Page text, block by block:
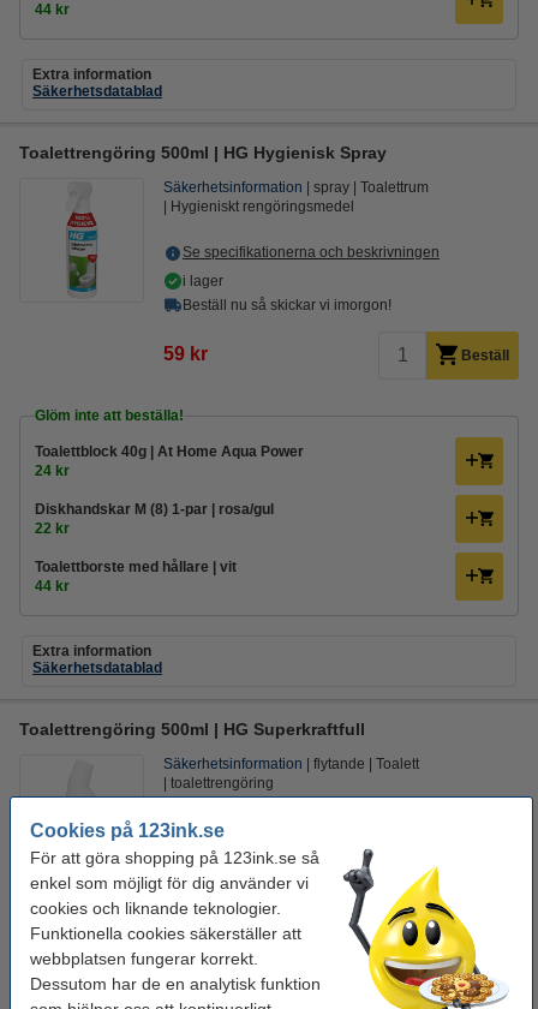
Cookies på 123ink.se
För att göra shopping på 123ink.se så
enkel som möjligt för dig använder vi
cookies och liknande teknologier.
Funktionella cookies säkerställer att
webbplatsen fungerar korrekt.
Dessutom har de en analytisk funktion
44 kr
Extra information
Säkerhetsdatablad
Toalettrengöring 500ml | HG Hygienisk Spray
Säkerhetsinformation spray
Toalettrum
Hygieniskt rengöringsmedel
Se specifikationerna och beskrivningen
i lager
Beställ nu så skickar vi imorgon!
59 kr Beställ
Glöm inte att beställa!
Toalettblock 40g | At Home Aqua Power
24 kr
Diskhandskar M (8) 1-par | rosa/gul
22 kr
Toalettborste med hållare | vit
44 kr
Extra information
Säkerhetsdatablad
Toalettrengöring 500ml | HG Superkraftfull
Säkerhetsinformation flytande
Toalett
toalettrengöring
Se specifikationerna och beskrivningen
i lager
Beställ nu så skickar vi imorgon!
89 kr Beställ
Spara med varumärket 123ink!